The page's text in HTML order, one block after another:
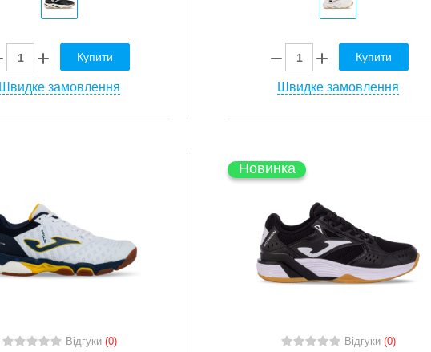
Купити
Швидке замовлення
Купити
Швидке замовлення
Відгуки (0)
Новинка
Відгуки (0)